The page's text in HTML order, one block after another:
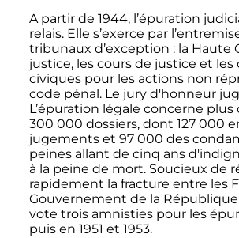
A partir de 1944, l’épuration
relais. Elle s’exerce par
tribunaux d’exception : la Haute
justice, les cours de justice et les
civiques pour les actions non
code pénal. Le jury d'honneur
L’épuration légale concerne plus
300 000 dossiers, dont 127 000
jugements et 97 000 des
peines allant de cinq ans
à la peine de mort. Soucieux de
rapidement la fracture entre les
Gouvernement de la République
vote trois amnisties pour les
puis en 1951 et 1953.